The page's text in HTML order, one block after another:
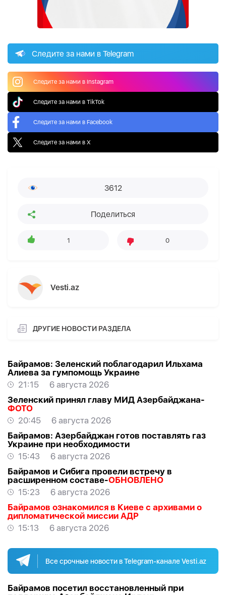
Следите за нами в Telegram
Следите за нами в Instagram
Следите за нами в TikTok
Следите за нами в Facebook
Следите за нами в X
3612
Поделиться
1 0
Vesti.az
ДРУГИЕ НОВОСТИ РАЗДЕЛА
Байрамов: Зеленский поблагодарил Ильхама
Алиева за гумпомощь Украине
21:15
6 августа 2026
Зеленский принял главу МИД Азербайджана-
ФОТО
20:45
6 августа 2026
Байрамов: Азербайджан готов поставлять газ
Украине при необходимости
15:43
6 августа 2026
Байрамов и Сибига провели встречу в
расширенном составе-ОБНОВЛЕНО
15:23
6 августа 2026
Байрамов ознакомился в Киеве с архивами о
дипломатической миссии АДР
15:13
6 августа 2026
Все срочные новости в Telegram-канале Vesti.az
Байрамов посетил восстановленный при